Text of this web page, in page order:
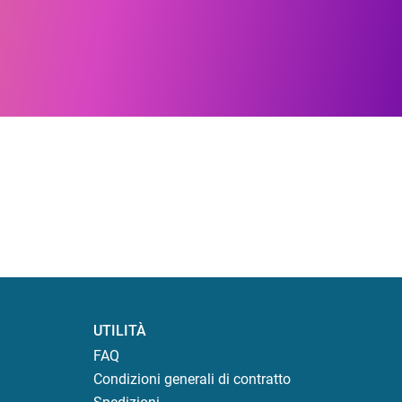
UTILITÀ
FAQ
Condizioni generali di contratto